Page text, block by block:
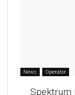
News Operator
Spektrum